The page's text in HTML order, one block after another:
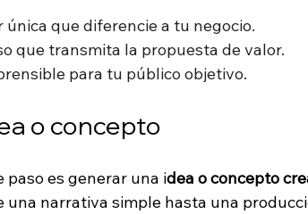
que diferencie a tu negocio.
que transmita la propuesta de valor.
para tu público objetivo.
o concepto
paso es generar una idea o concepto
una narrativa simple hasta una